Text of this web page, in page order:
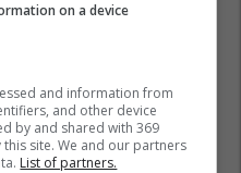
on a device
and information from
and other device
by and shared with 369
site. We and our partners
List of partners.